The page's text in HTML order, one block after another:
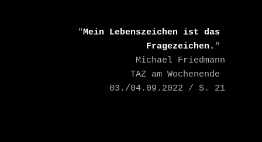
    "
Mein Lebenszeichen ist das
Fragezeichen. "
03./04.09.2022 / S. 21